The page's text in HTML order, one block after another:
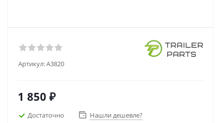
Артикул:А3820
1 850 ₽
Достаточно Нашли дешевле?